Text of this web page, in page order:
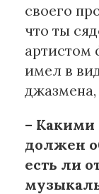
своего
что ты
артистом
имел в
джазмена,
–
должен
есть ли